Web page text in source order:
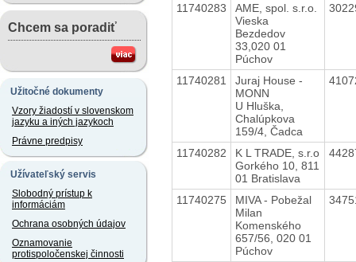
Chcem sa poradiť
Užitočné dokumenty
Vzory žiadostí v slovenskom
jazyku a iných jazykoch
Právne predpisy
Užívateľský servis
Slobodný prístup k
informáciám
Ochrana osobných údajov
Oznamovanie
protispoločenskej činnosti
11740283
AME, spol. s.r.o.
Vieska
Bezdedov
33,020 01
Púchov
11740281
Juraj House -
MONN
U Hluška,
Chalúpkova
159/4, Čadca
11740282
K L TRADE, s.r.o
Gorkého 10, 811
01 Bratislava
11740275
MIVA - Pobežal
Milan
Komenského
657/56, 020 01
Púchov